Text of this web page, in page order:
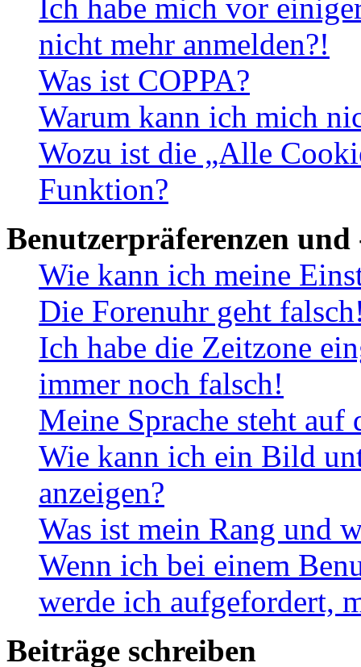
Ich habe mich vor
nicht mehr anmelden?!
Was ist COPPA?
Warum kann ich mich
Wozu ist die „Alle
Funktion?
Benutzerpräferenzen und
Wie kann ich meine
Die Forenuhr geht
Ich habe die Zeitzone
immer noch falsch!
Meine Sprache steht
Wie kann ich ein Bild
anzeigen?
Was ist mein Rang und
Wenn ich bei einem
werde ich aufgefordert,
Beiträge schreiben